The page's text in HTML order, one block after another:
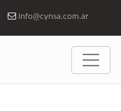
info@cynsa.com.ar